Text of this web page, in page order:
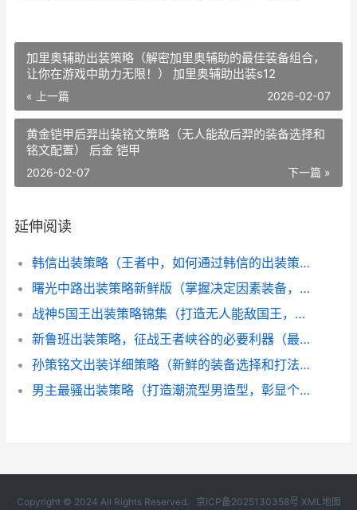
加里奥辅助出装策略（解密加里奥辅助的最佳装备组合，
让你在游戏中助力无限！） 加里奥辅助出装s12
« 上一篇 2026-02-07
黄金铠甲后羿出装铭文策略（无人能敌后羿的装备选择和
铭文配置） 后金 铠甲
下一篇 »
2026-02-07
延伸阅读
韩信出装策略（王者中，如何通过韩信的出装策略获取胜利？） 韩信的出装最强2020
曙光中路出装策略新鲜版（掌握决定因素装备，成就王者） 曙光出什么装备
战神5国王出装策略锦集（打造无人能敌国王，征服大陆的终极指导！） 战神5boss
新鲁班出装策略，征战王者峡谷的必要利器（最佳平衡技能和装备的决定因素，揭晓新鲁班的霸道之路） 鲁班新手出装攻略
孙策铭文出装详细策略（新鲜的装备选择和打法诀窍大揭晓） 孙策的铭文出装
男主最骚出装策略（打造潮流型男造型，彰显个性魔力） 男主最骚出装策略游戏
Copyright © 2024 All Rights Reserved. 京ICP备2025130358号 XML地图